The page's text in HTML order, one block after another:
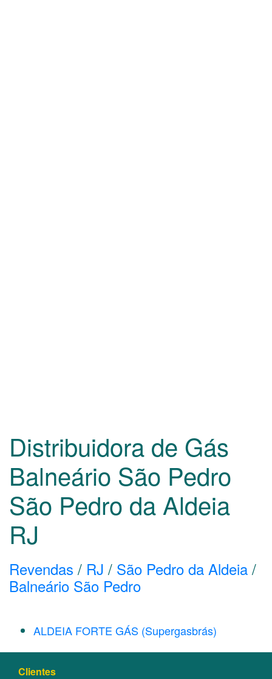
Distribuidora de Gás
Balneário São Pedro
São Pedro da Aldeia
RJ
Revendas / RJ / São Pedro da Aldeia /
Balneário São Pedro
ALDEIA FORTE GÁS (Supergasbrás)
Clientes